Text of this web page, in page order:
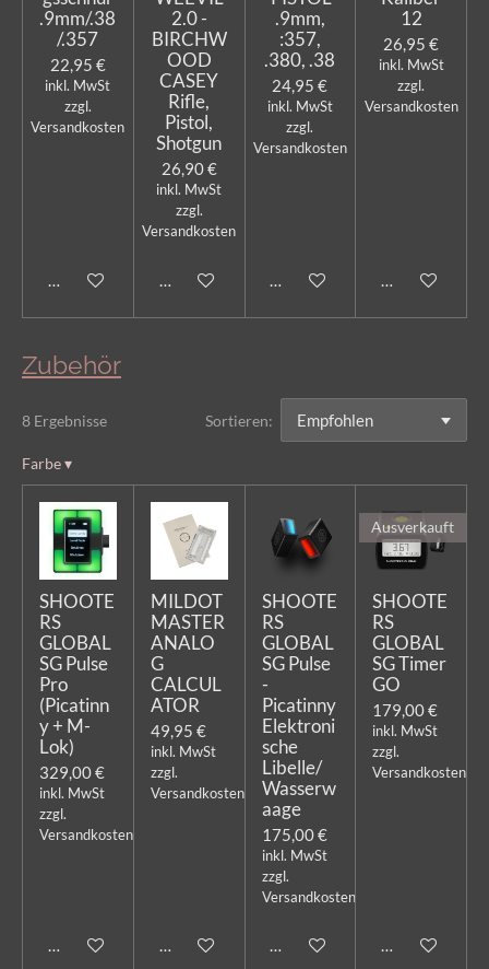
.9mm/.38
/.357
22,95 €
inkl. MwSt
zzgl.
Versandkosten
Bei Verfügbarkeit benachrichtigen
2.0 -
BIRCHW
OOD
CASEY
Rifle,
Pistol,
Shotgun
26,90 €
inkl. MwSt
zzgl.
Versandkosten
In den Warenkorb
.9mm,
:357,
.380, .38
24,95 €
inkl. MwSt
zzgl.
Versandkosten
In den Warenkorb
12
26,95 €
inkl. MwSt
zzgl.
Versandkosten
In den
Zubehör
8 Ergebnisse Sortieren:
Farbe▾
SHOOTE
RS
GLOBAL
SG Pulse
Pro
(Picatinn
y + M-
Lok)
329,00 €
inkl. MwSt
zzgl.
Versandkosten
In den Warenkorb
MILDOT
MASTER
ANALO
G
CALCUL
ATOR
49,95 €
inkl. MwSt
zzgl.
Versandkosten
In den Warenkorb
SHOOTE
RS
GLOBAL
SG Pulse
-
Picatinny
Elektroni
sche
Libelle/
Wasserw
aage
175,00 €
inkl. MwSt
zzgl.
Versandkosten
In den Warenkorb
Ausverkauft
SHOOTE
RS
GLOBAL
SG Timer
GO
179,00 €
inkl. MwSt
zzgl.
Versandkosten
Bei